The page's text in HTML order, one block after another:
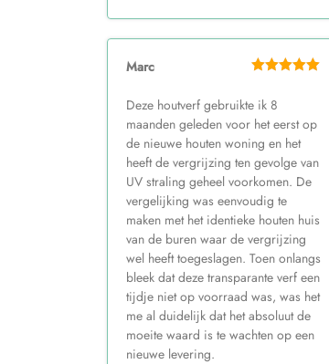
Marc
Deze houtverf gebruikte ik 8
maanden geleden voor het eerst op
de nieuwe houten woning en het
heeft de vergrijzing ten gevolge van
UV straling geheel voorkomen. De
vergelijking was eenvoudig te
maken met het identieke houten huis
van de buren waar de vergrijzing
wel heeft toegeslagen. Toen onlangs
bleek dat deze transparante verf een
tijdje niet op voorraad was, was het
me al duidelijk dat het absoluut de
moeite waard is te wachten op een
nieuwe levering.